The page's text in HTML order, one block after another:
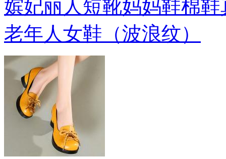
嫔妃丽人短靴妈妈鞋棉
老年人女鞋（波浪纹）